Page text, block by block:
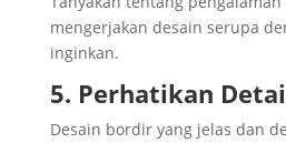
mengerjakan desain serupa
inginkan.
5. Perhatikan
Desain bordir yang jelas dan